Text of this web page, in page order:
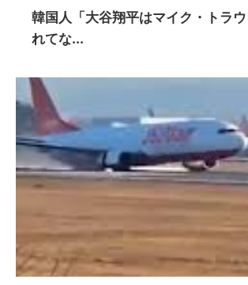
韓国人「大谷翔平はマイク・トラウ
れてな...